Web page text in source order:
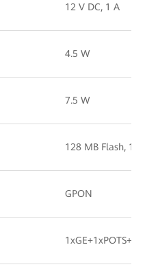
12 V DC, 1 A
4.5 W
7.5 W
128 MB Flash,
GPON